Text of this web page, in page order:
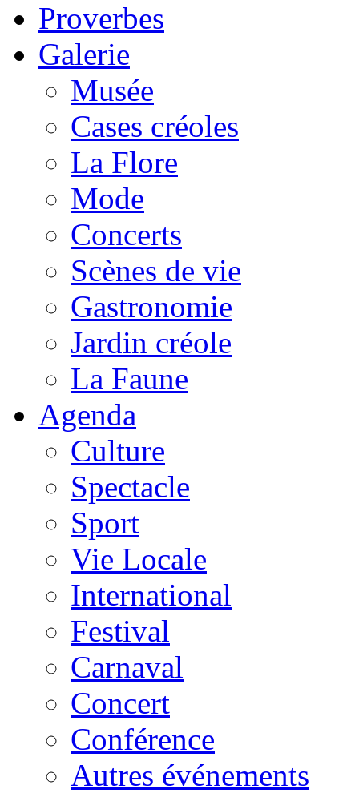
Proverbes
Galerie
Musée
Cases créoles
La Flore
Mode
Concerts
Scènes de vie
Gastronomie
Jardin créole
La Faune
Agenda
Culture
Spectacle
Sport
Vie Locale
International
Festival
Carnaval
Concert
Conférence
Autres événements